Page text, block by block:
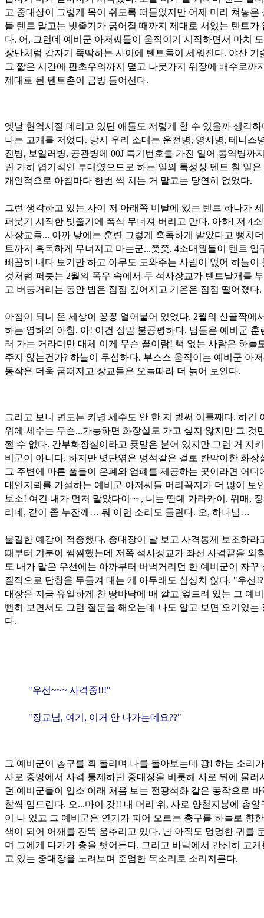
고 중대장이 그렇게 목이 쉬도록 떠들었지만 어제 미리 쳐놓은
들 텐트 말고는 빗줄기가 굵어질 때까지 제대로 서있는 텐트가
다. 어, 그런데 예비군 아저씨들이 움직이기 시작하면서 마치
장난처럼 갑자기 뚝딱하는 사이에 텐트들이 세워진다. 야산 기
그 짧은 시간에 판초우의까지 덮고 나뭇가지 위장에 배수로까
제대로 된 텐트촌이 금방 들어선다.
옛날 현역시절 데리고 있던 애들도 저렇게 할 수 있을까 생각하
나는 고개를 저었다. 당시 우리 소대는 운전병, 영사병, 테니스
진병, 보일러병, 공관병에 00J 특기번호를 가진 일어 통역병까
린 가히 엽기적인 부대였으므로 하는 일의 특성상 텐트 칠 일은
개인적으로 아침마다 한번 씩 치는 거 말고는 당연히 없었다.
그런 생각하고 있는 사이 저 아래쪽 비탈에 있는 텐트 하나가
퍼붓기 시작한 빗줄기에 폭삭 무너져 버리고 만다. 아하! 저 4
사장교들... 아까 낮에는 훈련 그렇게 혹독하게 받았다고 뻥치
트까지 혹독하게 무너지고 마는군...쯧쯧. 4소대원들이 텐트 입
빼꼼히 내다 보기만 하고 아무도 도와주는 사람이 없어 하늘이
것처럼 퍼붓는 2월의 폭우 속에서 두 석사장교가 텐트날개를
고 버둥거리는 동안 밤은 점점 깊어지고 기온은 점점 떨어졌다.
아침이 되니 온 세상이 꽁꽁 얼어붙어 있었다. 2월의 산골짝에
하는 영하의 아침. 아! 이건 정말 불공평하다. 남들은 예비군 훈
러 가는 거라더만 대체 이게 무슨 꼴이람! 빽 없는 사람은 하늘
주지 않는건가? 하늘이 무심하다. 부스스 움직이는 예비군 아
동작은 더욱 굼떠지고 장교들은 오늘따라 더 늙어 보인다.
그리고 보니 면도는 커녕 세수도 안 한 지 벌써 이틀째다. 하긴
위에 세수는 무슨...가능하면 화장실도 가고 싶지 않지만 그 것
쩔 수 없다. 간부화장실이라고 푯말은 붙어 있지만 그런 거 지
비군이 아니다. 하지만 볏단엮은 멍석같은 걸로 칸막이한 화장
그 주변에 마른 풀들이 은폐와 엄폐를 제공하는 곳이라면 어디
대인지뢰를 가설하는 예비군 아저씨들 머리꼭지가 더 많이 보
보소! 여긴 내가 먼저 맡았다이~~, 니는 딴데 가라카이. 워매,
리네, 같이 좀 누잔께… 뭐 이런 소리도 들린다. 오, 하나님…
불길한 예감이 적중했다. 중대장이 날 보고 사격통제 보조하라
때부터 기분이 찜찜했는데 저쪽 석사장교가 좌선 사격끝을 외
도 내가 맡은 우선에는 아까부터 버벅거리던 한 예비군이 자꾸
질적으로 탄창을 두들겨 대는 게 아무래도 심상치 않다. "우선
대장은 지금 유일하게 찬 땅바닥에 배 깔고 엎드려 있는 그 예
뻔히 보면서도 그런 질문을 해오는데 나도 알고 보면 오기있는
다.
"우선~~~ 사격중!!!"
"장교님, 여기, 이거 안 나가는데요??"
그 예비군이 총구를 휙 돌리며 나를 돌아보는데 꽝! 하는 소리
사로 중앙에서 사격 통제하던 중대장을 비롯해 사로 뒤에 물러
던 예비군들이 입소 이래 처음 보는 전광석화 같은 동작으로 바
찰싹 업드린다. 오...마이 갓!! 내 머리 위, 사로 양철지붕에 총알
이 나 있고 그 예비군은 연기가 피어 오르는 총구를 하늘로 향
색이 되어 어깨를 잔뜩 움추리고 있다. 난 아직도 멍멍한 귀를
며 그에게 다가가 총을 뺏어든다. 그리고 바닥에서 간신히 고개
고 있는 중대장을 노려보며 준엄한 목소리로 소리지른다.